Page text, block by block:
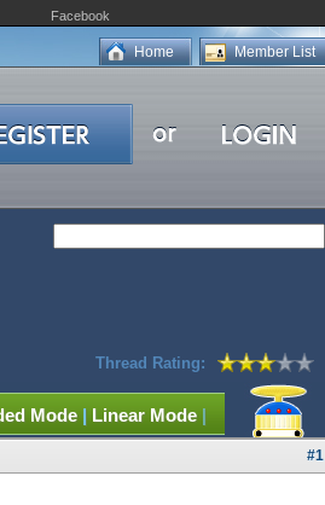
Facebook
Member List
Home
Thread Rating:
Mode | Linear Mode |
#1